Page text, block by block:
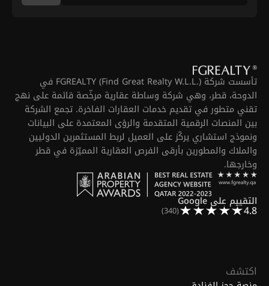
تأسست شركة FGREALTY (Find Great Realty W.L.L.) في
الدوحة، قطر، وهي شركة وساطة عقارية مرخّصة قائمة على نهج
تقني متطور في تقديم خدمات العقارات الفاخرة. تجمع الشركة
بين المنصات الرقمية المتقدمة والرؤى المعتمدة على البيانات
ونموذج استشاري يركّز على العميل لربط المستثمرين الدوليين
والملاك والمطورين بأرقى الفرص العقارية المميّزة في قطر
وخارجها.
التقييم على Google
4.8
(340)
اكتشف